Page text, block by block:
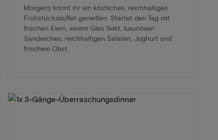
Morgens könnt ihr ein köstliches, reichhaltiges
Frühstücksbuffet genießen. Startet den Tag mit
frischen Eiern, einem Glas Sekt, luxuriösen
Sandwiches, reichhaltigen Salaten, Joghurt und
frischem Obst.